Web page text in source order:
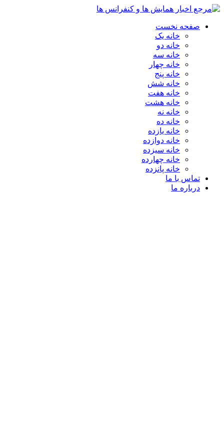
صفحه نخست
خانه یک
خانه دو
خانه سه
خانه چهار
خانه پنج
خانه شش
خانه هفت
خانه هشت
خانه نه
خانه ده
خانه یازده
خانه دوازده
خانه سیزده
خانه چهارده
خانه پانزده
تماس با ما
درباره ما